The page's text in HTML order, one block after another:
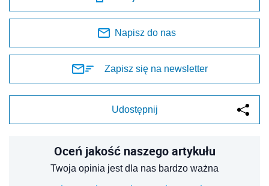
Napisz do nas
Zapisz się na newsletter
Udostępnij
Oceń jakość naszego artykułu
Twoja opinia jest dla nas bardzo ważna